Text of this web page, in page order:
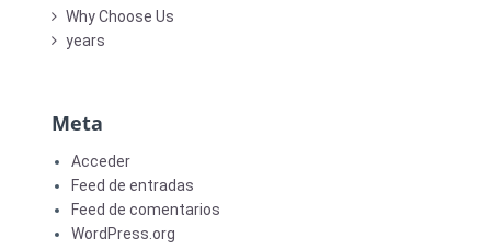
Why Choose Us
years
Meta
Acceder
Feed de entradas
Feed de comentarios
WordPress.org